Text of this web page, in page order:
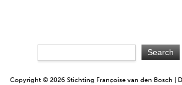
Copyright © 2026 Stichting Françoise van den Bosch |